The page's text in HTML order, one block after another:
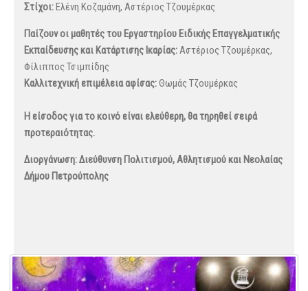
Στίχοι:Ελένη Κοζαμάνη, Αστέριος Τζουμέρκας
Παίζουν οι μαθητές του Εργαστηρίου Ειδικής Επαγγελματικής
Εκπαίδευσης και Κατάρτισης Ικαρίας:Αστέριος Τζουμέρκας,
Φίλιππος Τσιμπίδης
Καλλιτεχνική επιμέλεια αφίσας:Θωμάς Τζουμέρκας
Η είσοδος για το κοινό είναι ελεύθερη, θα τηρηθεί σειρά
προτεραιότητας.
Διοργάνωση: Διεύθυνση Πολιτισμού, Αθλητισμού και Νεολαίας
Δήμου Πετρούπολης